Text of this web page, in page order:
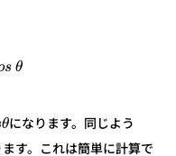
s θ
θになります。同じよう
す。これは簡単に計算で